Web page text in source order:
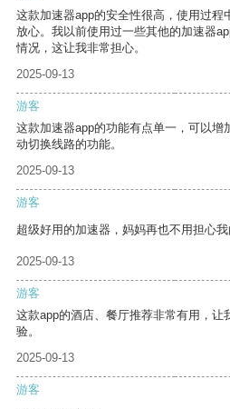
这款加速器app的安全性很高，使用过程
放心。我以前使用过一些其他的加速器
情况，这让我非常担心。
2025-09-13
游客
这款加速器app的功能有点单一，可以增
动切换线路的功能。
2025-09-13
游客
超级好用的加速器，妈妈再也不用担心我
2025-09-13
游客
这款app的酒店、餐厅推荐非常有用，让
验。
2025-09-13
游客